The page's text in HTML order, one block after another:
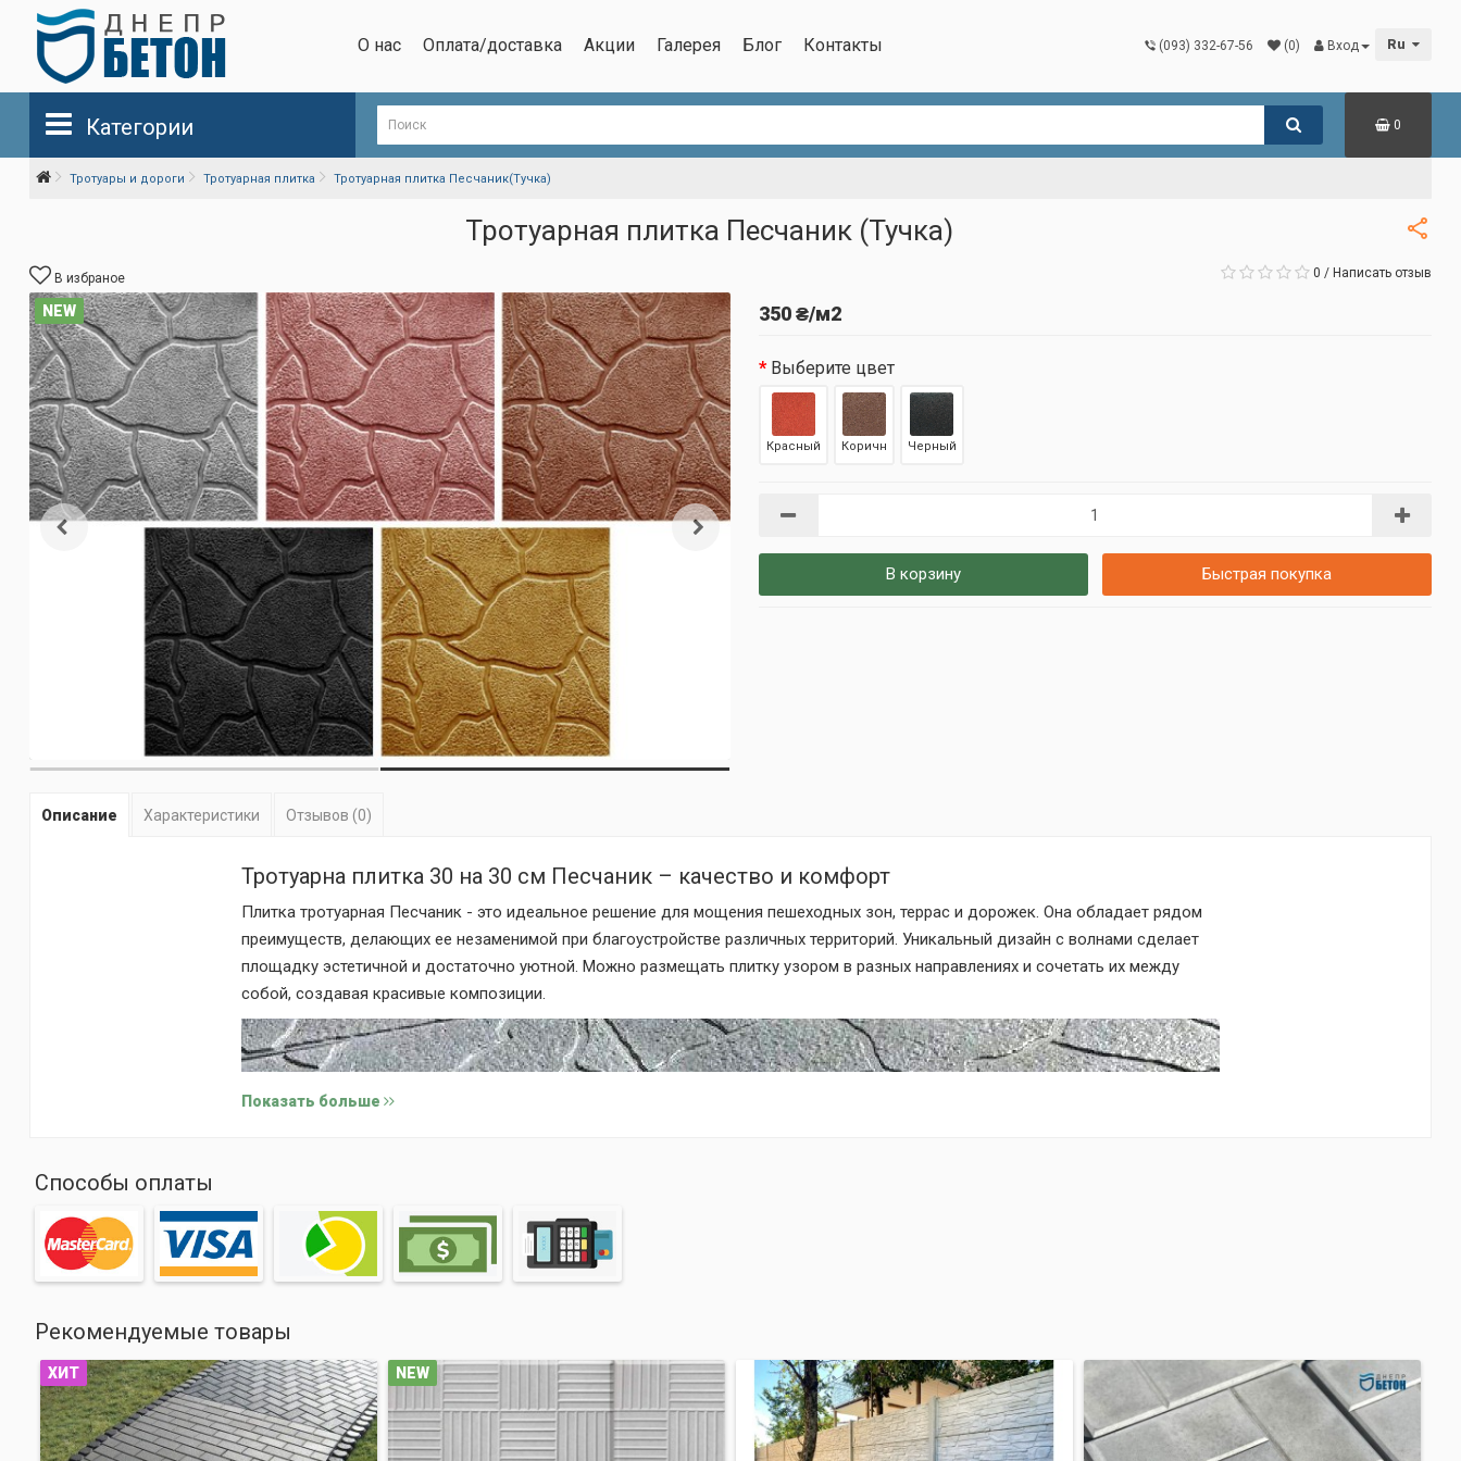
О нас Оплата/доставка Акции Галерея Блог Контакты (093) 332-67-56 (0) Вход Ru
Категории 0
Тротуары и дороги Тротуарная плитка Тротуарная плитка Песчаник(Тучка)
Тротуарная плитка Песчаник (Тучка)
В избраное 0 / Написать отзыв
NEW 350 ₴/м2
Выберите цвет
Красный Коричн Черный
В корзину Быстрая покупка
Описание Характеристики Отзывов (0)
Тротуарна плитка 30 на 30 см Песчаник – качество и комфорт
Плитка тротуарная Песчаник - это идеальное решение для мощения пешеходных зон, террас и дорожек. Она обладает рядом
преимуществ, делающих ее незаменимой при благоустройстве различных территорий. Уникальный дизайн с волнами сделает
площадку эстетичной и достаточно уютной. Можно размещать плитку узором в разных направлениях и сочетать их между
собой, создавая красивые композиции.
Показать больше
Способы оплаты
Рекомендуемые товары
ХИТ NEW